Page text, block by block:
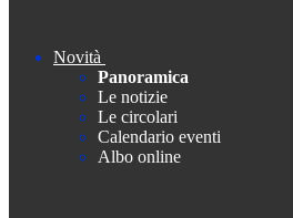
Novità
Panoramica
Le notizie
Le circolari
Calendario eventi
Albo online